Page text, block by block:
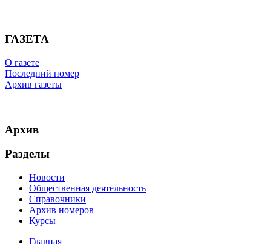
ГАЗЕТА
О газете
Последний номер
Архив газеты
Архив
Разделы
Новости
Общественная деятельность
Справочники
Архив номеров
Курсы
Главная